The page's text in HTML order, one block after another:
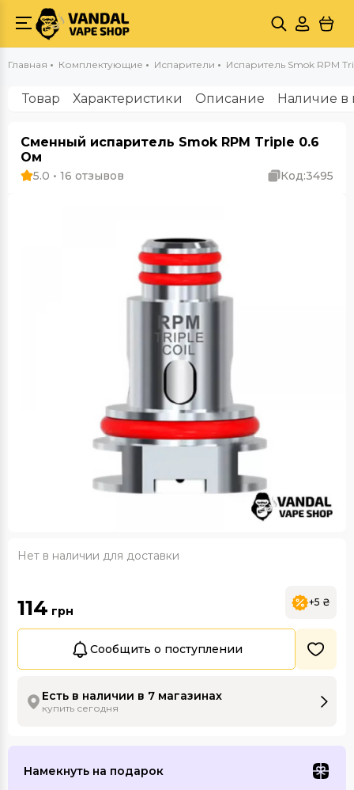
Главная Комплектующие Испарители Испаритель Smok RPM
Товар Характеристики Описание Наличие в
Сменный испаритель Smok RPM Triple 0.6
Ом
5.0 • 16 отзывов Код:3495
Нет в наличии для доставки
114 грн
+5 ₴
Сообщить о поступлении
Есть в наличии в 7 магазинах
купить сегодня
Намекнуть на подарок